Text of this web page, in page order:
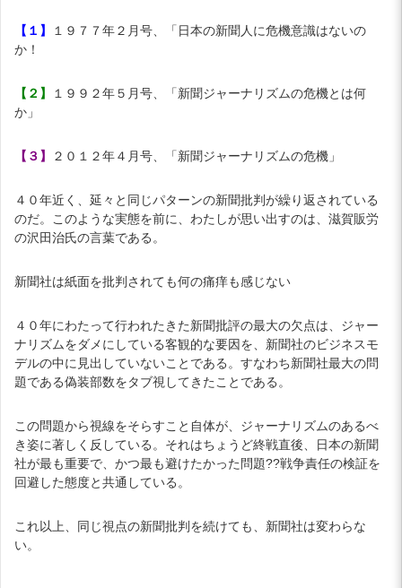
【１】
１９７７年２月号、「日本の新聞人に危機意識はないの
か！
【２】
１９９２年５月号、「新聞ジャーナリズムの危機とは何
か」
【３】 ２０１２年４月号、「新聞ジャーナリズムの危機」
４０年近く、延々と同じパターンの新聞批判が繰り返されている
のだ。このような実態を前に、わたしが思い出すのは、滋賀販労
の沢田治氏の言葉である。
新聞社は紙面を批判されても何の痛痒も感じない
４０年にわたって行われたきた新聞批評の最大の欠点は、ジャー
ナリズムをダメにしている客観的な要因を、新聞社のビジネスモ
デルの中に見出していないことである。すなわち新聞社最大の問
題である偽装部数をタブ視してきたことである。
この問題から視線をそらすこと自体が、ジャーナリズムのあるべ
き姿に著しく反している。それはちょうど終戦直後、日本の新聞
社が最も重要で、かつ最も避けたかった問題??戦争責任の検証を
回避した態度と共通している。
これ以上、同じ視点の新聞批判を続けても、新聞社は変わらな
い。